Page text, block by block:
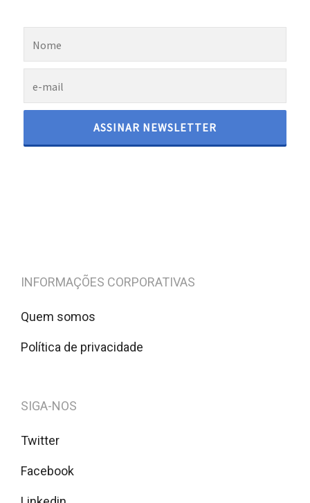
INFORMAÇÕES CORPORATIVAS
Quem somos
Política de privacidade
SIGA-NOS
Twitter
Facebook